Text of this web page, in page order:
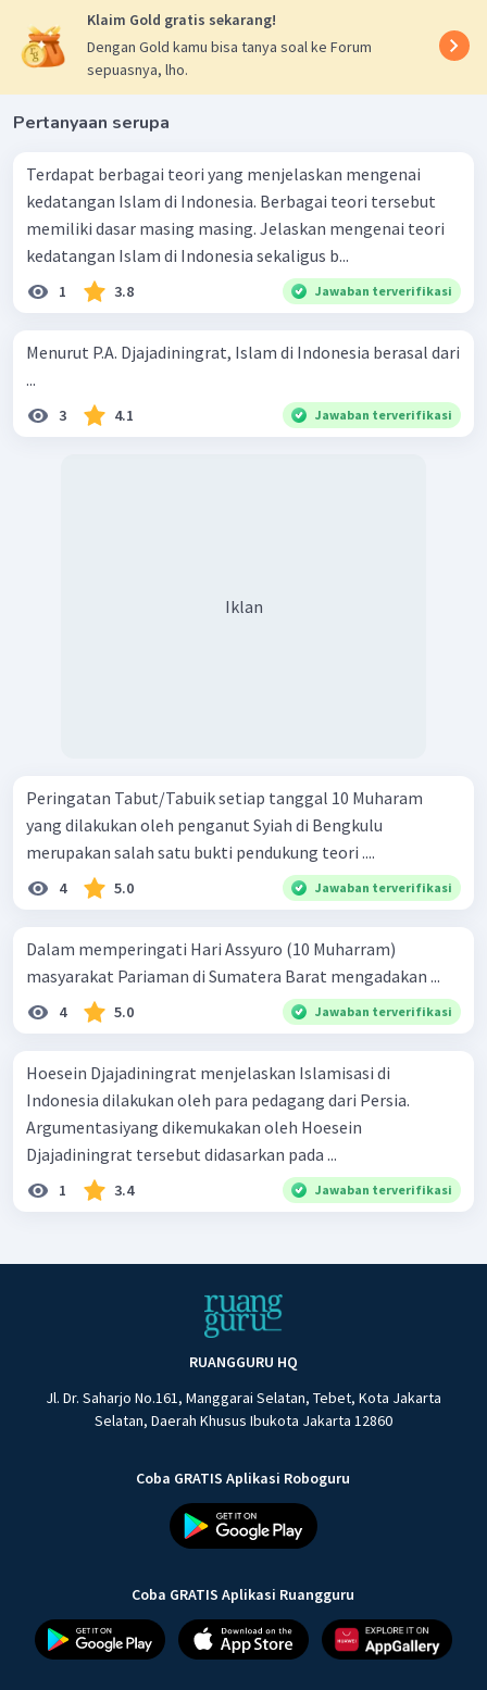
Klaim Gold gratis sekarang!
Dengan Gold kamu bisa tanya soal ke Forum
sepuasnya, lho.
Pertanyaan serupa
Terdapat berbagai teori yang menjelaskan mengenai
kedatangan Islam di Indonesia. Berbagai teori tersebut
memiliki dasar masing masing. Jelaskan mengenai teori
kedatangan Islam di Indonesia sekaligus b...
1 3.8 Jawaban terverifikasi
Menurut P.A. Djajadiningrat, Islam di Indonesia berasal dari
...
3 4.1 Jawaban terverifikasi
Iklan
Peringatan Tabut/Tabuik setiap tanggal 10 Muharam
yang dilakukan oleh penganut Syiah di Bengkulu
merupakan salah satu bukti pendukung teori ....
4 5.0 Jawaban terverifikasi
Dalam memperingati Hari Assyuro (10 Muharram)
masyarakat Pariaman di Sumatera Barat mengadakan ...
4 5.0 Jawaban terverifikasi
Hoesein Djajadiningrat menjelaskan Islamisasi di
Indonesia dilakukan oleh para pedagang dari Persia.
Argumentasiyang dikemukakan oleh Hoesein
Djajadiningrat tersebut didasarkan pada ...
1 3.4 Jawaban terverifikasi
RUANGGURU HQ
Jl. Dr. Saharjo No.161, Manggarai Selatan, Tebet, Kota Jakarta
Selatan, Daerah Khusus Ibukota Jakarta 12860
Coba GRATIS Aplikasi Roboguru
Coba GRATIS Aplikasi Ruangguru